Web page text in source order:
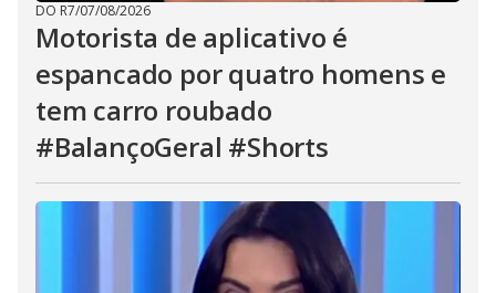
DO R7/07/08/2026
Motorista de aplicativo é
espancado por quatro homens e
tem carro roubado
#BalançoGeral #Shorts